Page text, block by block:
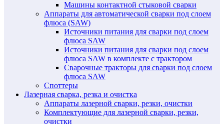
Машины контактной стыковой сварки
Аппараты для автоматической сварки под слоем
флюса (SAW)
Источники питания для сварки под слоем
флюса SAW
Источники питания для сварки под слоем
флюса SAW в комплекте с трактором
Сварочные тракторы для сварки под слоем
флюса SAW
Споттеры
Лазерная сварка, резка и очистка
Аппараты лазерной сварки, резки, очистки
Комплектующие для лазерной сварки, резки,
очистки